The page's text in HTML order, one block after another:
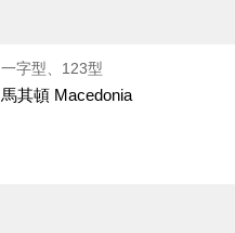
一字型、123型
馬其頓 Macedonia